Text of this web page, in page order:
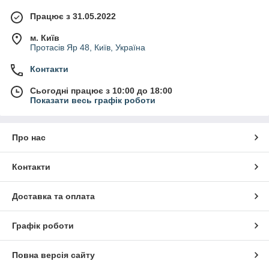
відміну від фрезерування V-подібних канавок стружка
відсутня, а швидкість процесу збільшується у багато разів.
Працює з 31.05.2022
м. Київ
Протасів Яр 48, Київ, Україна
Контакти
Сьогодні працює з 10:00 до 18:00
Показати весь графік роботи
Про нас
Контакти
Доставка та оплата
Графік роботи
Повна версія сайту